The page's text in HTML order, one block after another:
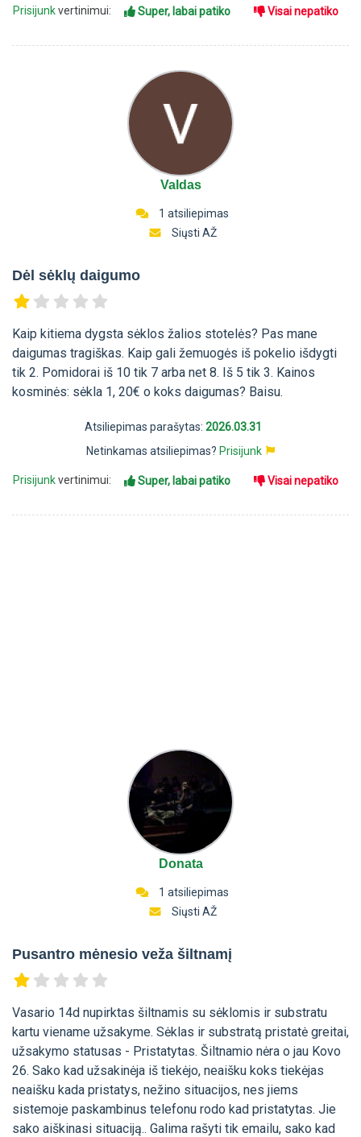
Prisijunkvertinimui: Super, labai patiko Visai nepatiko
Valdas
1 atsiliepimas
Siųsti AŽ
Dėl sėklų daigumo
Kaip kitiema dygsta sėklos žalios stotelės? Pas mane
daigumas tragiškas. Kaip gali žemuogės iš pokelio išdygti
tik 2. Pomidorai iš 10 tik 7 arba net 8. Iš 5 tik 3. Kainos
kosminės: sėkla 1, 20€ o koks daigumas? Baisu.
Atsiliepimas parašytas: 2026.03.31
Netinkamas atsiliepimas? Prisijunk
Prisijunkvertinimui: Super, labai patiko Visai nepatiko
Donata
1 atsiliepimas
Siųsti AŽ
Pusantro mėnesio veža šiltnamį
Vasario 14d nupirktas šiltnamis su sėklomis ir substratu
kartu viename užsakyme. Sėklas ir substratą pristatė greitai,
užsakymo statusas - Pristatytas. Šiltnamio nėra o jau Kovo
26. Sako kad užsakinėja iš tiekėjo, neaišku koks tiekėjas
neaišku kada pristatys, nežino situacijos, nes jiems
sistemoje paskambinus telefonu rodo kad pristatytas. Jie
sako aiškinasi situaciją.. Galima rašyti tik emailu, sako kad